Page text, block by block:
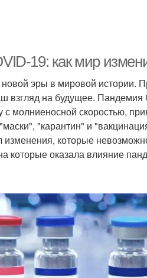
19: как мир
эры в мировой истории.
взгляд на будущее.
молниеносной скоростью,
"карантин" и
которые
которые оказала влияние